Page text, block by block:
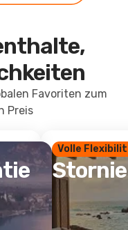
Favoriten zum
Preis
Volle